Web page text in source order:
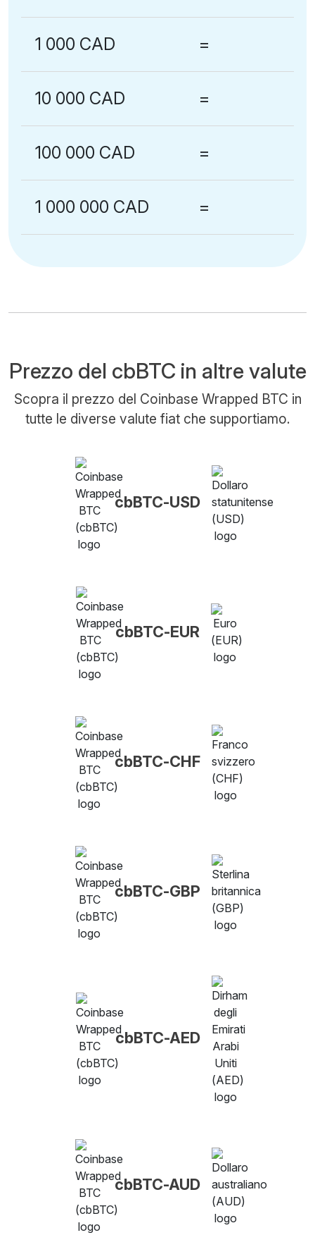
1 000 CAD =
10 000 CAD =
100 000 CAD =
1 000 000 CAD =
Prezzo del cbBTC in altre valute
Scopra il prezzo del Coinbase Wrapped BTC in
tutte le diverse valute fiat che supportiamo.
cbBTC-USD
cbBTC-EUR
cbBTC-CHF
cbBTC-GBP
cbBTC-AED
cbBTC-AUD